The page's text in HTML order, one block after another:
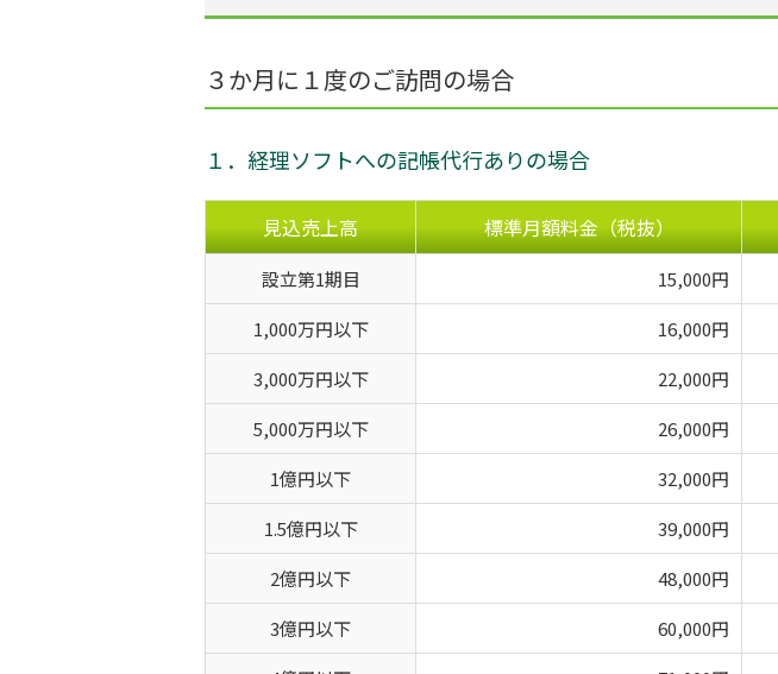
３か月に１度のご訪問の場合
１．経理ソフトへの記帳代行ありの場合
見込売上高 標準月額料金（税抜）
設立第1期目 15,000円
1,000万円以下
16,000円
3,000万円以下
22,000円
5,000万円以下
26,000円
1億円以下
32,000円
1.5億円以下
39,000円
2億円以下
48,000円
3億円以下
60,000円